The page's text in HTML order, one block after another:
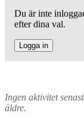
Du är inte
efter dina val.
Logga in
Ingen aktivitet
äldre.